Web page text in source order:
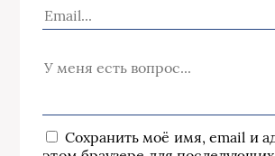
Сохранить моё имя, email и